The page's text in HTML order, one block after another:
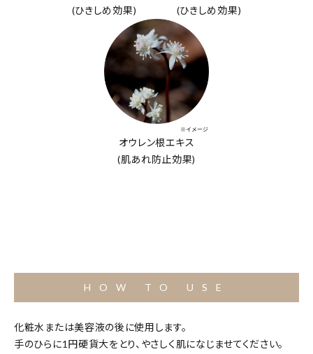
(ひきしめ効果)
(ひきしめ効果)
※イメージ
オウレン根エキス
(肌あれ防止効果)
HOW TO USE
化粧水または美容液の後に使用します。
手のひらに1円硬貨大をとり、やさしく肌になじませてください。